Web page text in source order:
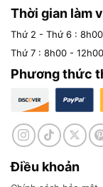
Thời gian làm
Thứ 2 - Thứ 6 :
Thứ 7 : 8h00 - 12h00
Phương thức
Điều khoản